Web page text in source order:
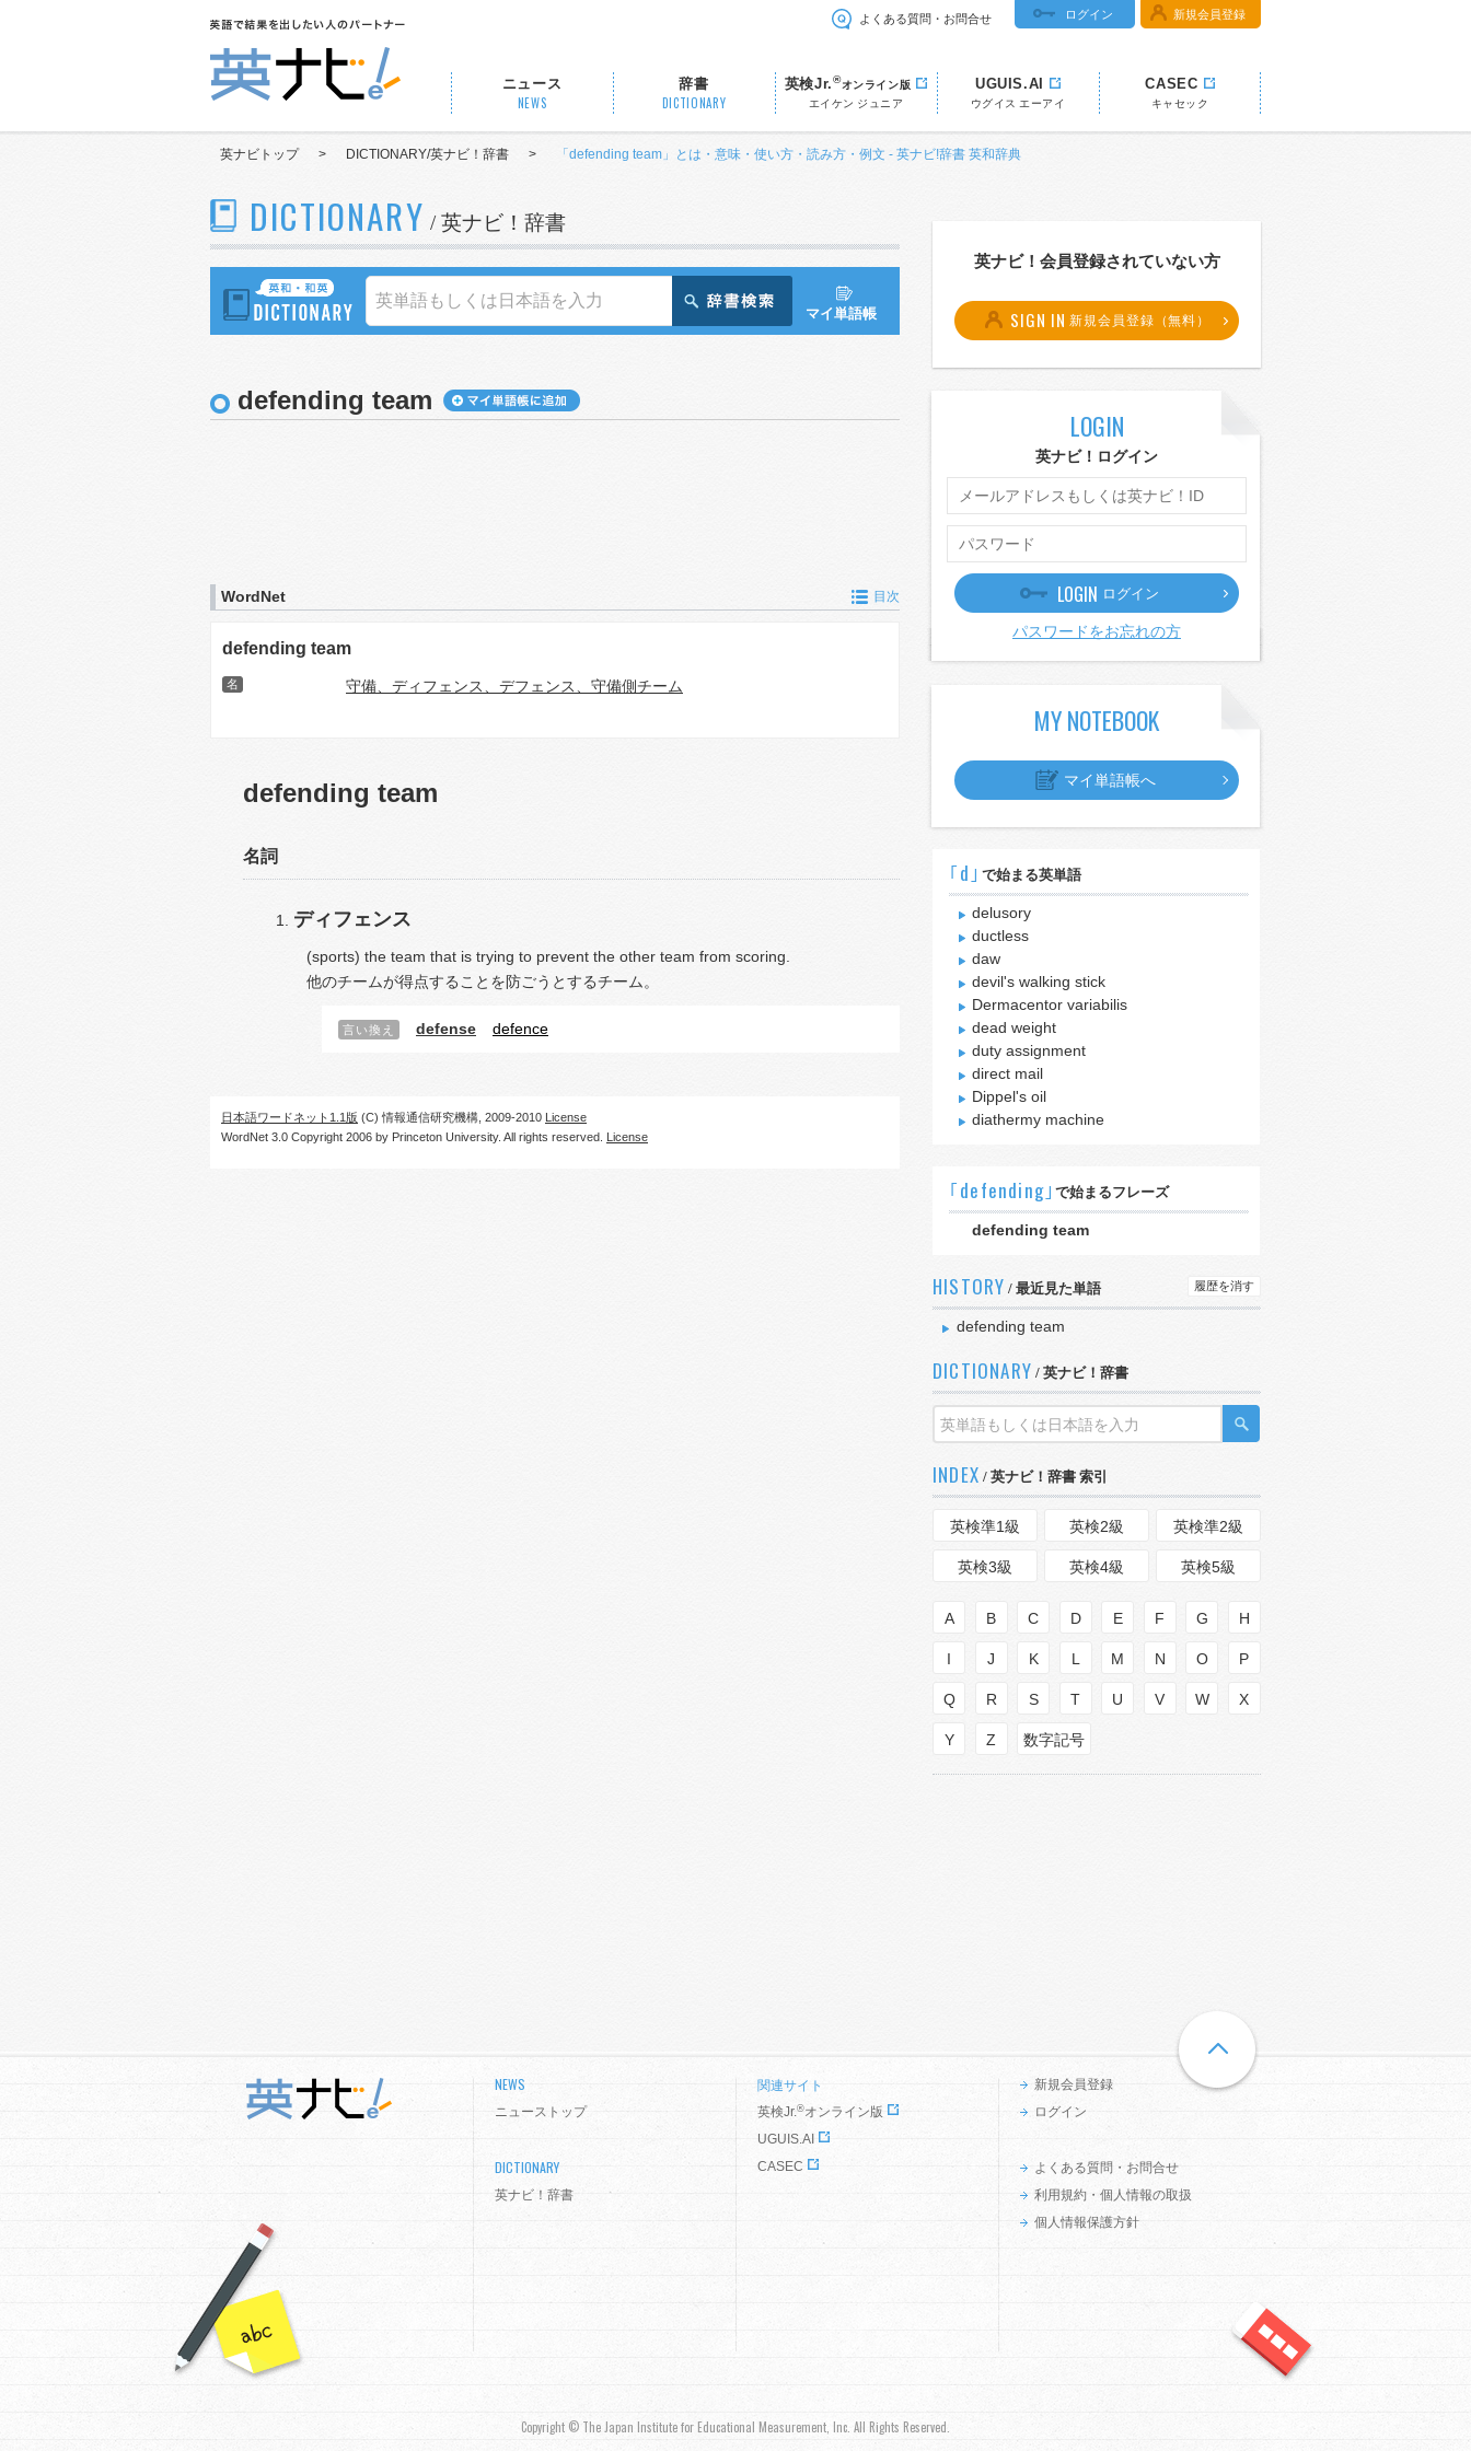
よくある質問・お問合せ ログイン 新規会員登録
ニュース
NEWS
辞書
DICTIONARY
英検Jr.®オンライン版
エイケン ジュニア
UGUIS.AI
ウグイス エーアイ
CASEC
キャセック
英ナビトップ > DICTIONARY/英ナビ！辞書 > 「defending team」とは・意味・使い方・読み方・例文 - 英ナビ!辞書 英和辞典
DICTIONARY / 英ナビ！辞書
マイ単語帳
defending team
WordNet 目次
defending team
名 守備、ディフェンス、デフェンス、守備側チーム
defending team
名詞
ディフェンス
(sports) the team that is trying to prevent the other team from scoring.
他のチームが得点することを防ごうとするチーム。
言い換え defense defence
日本語ワードネット1.1版 (C) 情報通信研究機構, 2009-2010 License
WordNet 3.0 Copyright 2006 by Princeton University. All rights reserved. License
英ナビ！会員登録されていない方
SIGN IN 新規会員登録（無料）
LOGIN
英ナビ！ログイン
LOGIN ログイン
パスワードをお忘れの方
MY NOTEBOOK
マイ単語帳へ
｢d｣ で始まる英単語
delusory
ductless
daw
devil's walking stick
Dermacentor variabilis
dead weight
duty assignment
direct mail
Dippel's oil
diathermy machine
｢defending｣で始まるフレーズ
defending team
HISTORY / 最近見た単語 履歴を消す
defending team
DICTIONARY / 英ナビ！辞書
INDEX / 英ナビ！辞書 索引
英検準1級 英検2級 英検準2級
英検3級 英検4級 英検5級
A B C D E F G H
I J K L M N O P
Q R S T U V W X
Y Z 数字記号
NEWS
ニューストップ
DICTIONARY
英ナビ！辞書
関連サイト
英検Jr.®オンライン版
UGUIS.AI
CASEC
新規会員登録
ログイン
よくある質問・お問合せ
利用規約・個人情報の取扱
個人情報保護方針
Copyright © The Japan Institute for Educational Measurement, Inc. All Rights Reserved.